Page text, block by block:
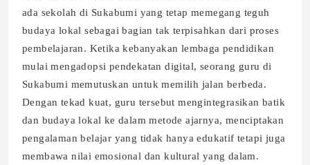
ada sekolah di Sukabumi yang tetap memegang teguh
budaya lokal sebagai bagian tak terpisahkan dari proses
pembelajaran. Ketika kebanyakan lembaga pendidikan
mulai mengadopsi pendekatan digital, seorang guru di
Sukabumi memutuskan untuk memilih jalan berbeda.
Dengan tekad kuat, guru tersebut mengintegrasikan batik
dan budaya lokal ke dalam metode ajarnya, menciptakan
pengalaman belajar yang tidak hanya edukatif tetapi juga
membawa nilai emosional dan kultural yang dalam.